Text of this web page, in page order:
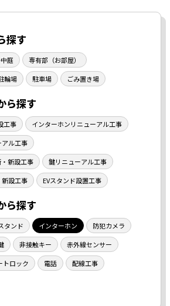
探す
庭
専有部（お部屋）
輪場 駐車場 ごみ置き場
ら探す
工事
インターホンリニューアル工事
アル工事
新設工事
鍵リニューアル工事
設工事
EVスタンド設置工事
ら探す
タンド インターホン
防犯カメラ
非接触キー
赤外線センサー
トロック 電話
配線工事